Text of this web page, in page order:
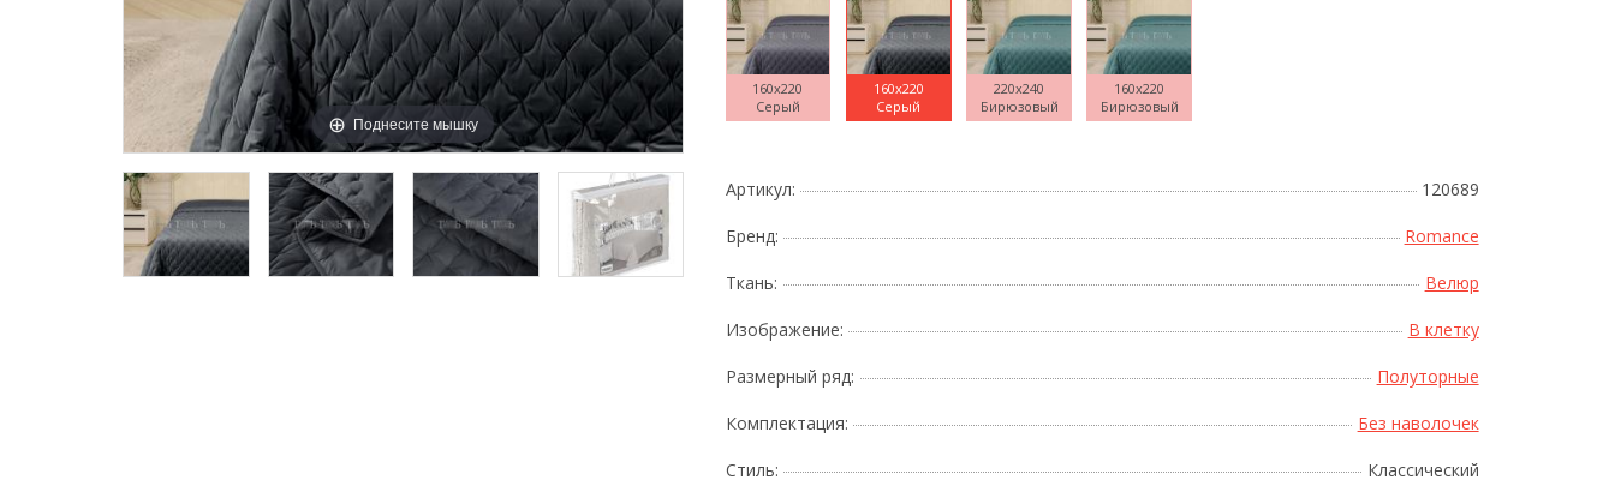
Поднесите мышку Поднесите мышку
160x220
Серый
160x220
Серый
220x240
Бирюзовый
160x220
Бирюзовый
Артикул: 120689
Бренд: Romance
Ткань: Велюр
Изображение: В клетку
Размерный ряд: Полуторные
Комплектация: Без наволочек
Стиль: Классический